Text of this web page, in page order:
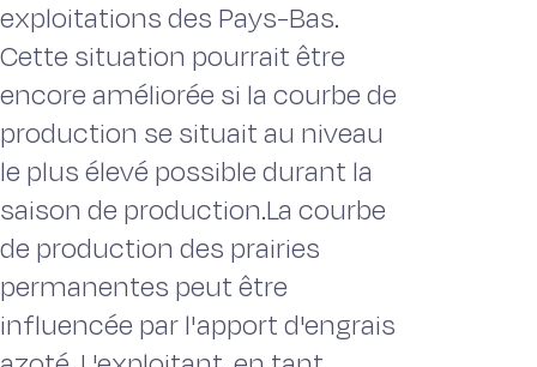
exploitations des Pays-Bas.
Cette situation pourrait être
encore améliorée si la courbe de
production se situait au niveau
le plus élevé possible durant la
saison de production.La courbe
de production des prairies
permanentes peut être
influencée par l'apport d'engrais